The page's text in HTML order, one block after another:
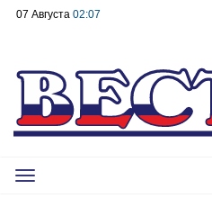
07 Августа 02:07
Toggle